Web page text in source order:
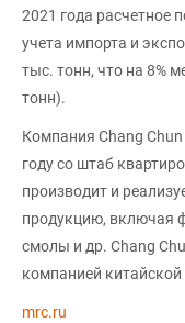
2021 года расчетное
учета импорта и
тыс. тонн, что на 8%
тонн).
Компания Chang
году со штаб
производит и
продукцию, включая
смолы и др. Chang
компанией китайской
mrc.ru